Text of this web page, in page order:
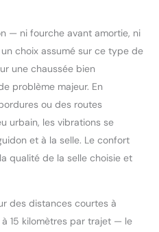
— ni fourche avant amortie, ni
choix assumé sur ce type de
une chaussée bien
problème majeur. En
ou des routes
urbain, les vibrations se
et à la selle. Le confort
qualité de la selle choisie et
des distances courtes à
à 15 kilomètres par trajet — le